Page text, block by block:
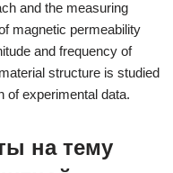
and the measuring
magnetic permeability
and frequency of
structure is studied
of experimental data.
на тему